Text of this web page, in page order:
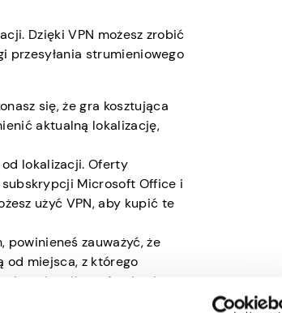
Dzięki VPN możesz zrobić
przesyłania strumieniowego
się, że gra kosztująca
aktualną lokalizację,
lokalizacji. Oferty
subskrypcji Microsoft Office i
użyć VPN, aby kupić te
zauważyć, że
od miejsca, z którego
online, oferując je po
do tych stron